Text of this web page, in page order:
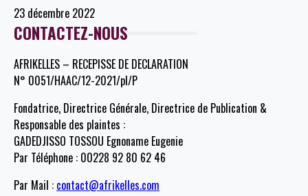
23 décembre 2022
CONTACTEZ-NOUS
AFRIKELLES – RECEPISSE DE DECLARATION
N° 0051/HAAC/12-2021/pl/P
Fondatrice, Directrice Générale, Directrice de Publication &
Responsable des plaintes :
GADEDJISSO TOSSOU Egnoname Eugenie
Par Téléphone : 00228 92 80 62 46
Par Mail : contact@afrikelles.com